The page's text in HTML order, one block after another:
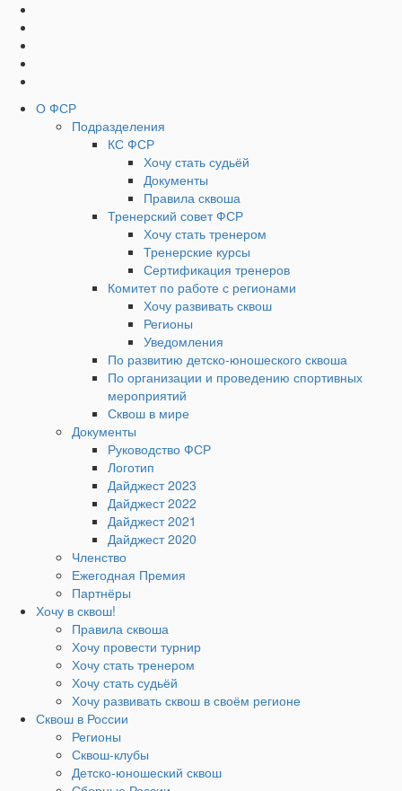
Наверх
Социальные
кнопки
Верхнее
Меню
О ФСР
Подразделения
КС ФСР
Хочу стать судьёй
Документы
Правила сквоша
Тренерский совет ФСР
Хочу стать тренером
Тренерские курсы
Сертификация тренеров
Комитет по работе с регионами
Хочу развивать сквош
Регионы
Уведомления
По развитию детско-юношеского сквоша
По организации и проведению спортивных
мероприятий
Сквош в мире
Документы
Руководство ФСР
Логотип
Дайджест 2023
Дайджест 2022
Дайджест 2021
Дайджест 2020
Членство
Ежегодная Премия
Партнёры
Хочу в сквош!
Правила сквоша
Хочу провести турнир
Хочу стать тренером
Хочу стать судьёй
Хочу развивать сквош в своём регионе
Сквош в России
Регионы
Сквош-клубы
Детско-юношеский сквош